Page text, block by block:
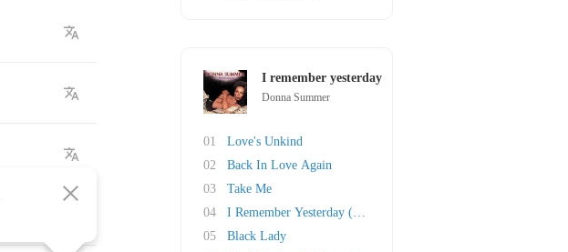
I remember yesterday
Donna Summer
01
Love's Unkind
02
Back In Love Again
03
Take Me
04
I Remember Yesterday (Reprise)
05
Black Lady